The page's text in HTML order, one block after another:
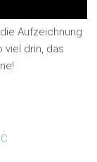
Aufzeichnung
viel drin, das